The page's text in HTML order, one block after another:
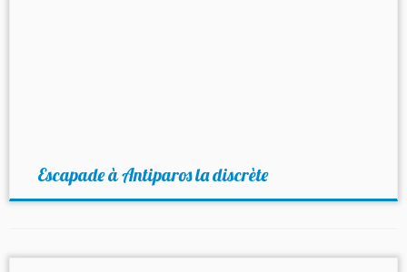
Escapade à Antiparos la discrète